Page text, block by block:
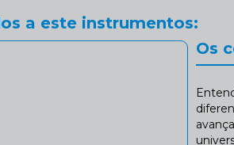
a este instrumentos:
Os